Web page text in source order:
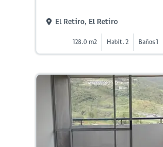
El Retiro, El Retiro
128.0 m2 Habit. 2 Baños 1